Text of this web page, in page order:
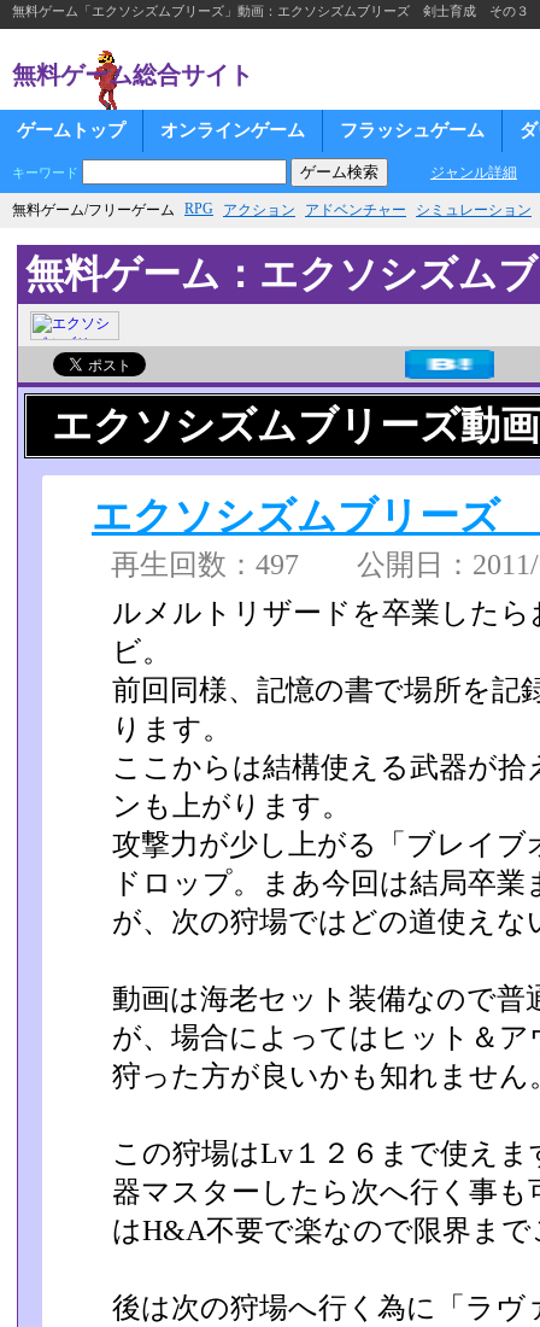
無料ゲーム「エクソシズムブリーズ」動画：エクソシズムブリーズ 剣士育成 その３
無料ゲーム総合サイト
ゲームトップ オンラインゲーム フラッシュゲーム
キーワード ジャンル詳細
無料ゲーム/フリーゲーム RPG アクション アドベンチャー シミュレーション
無料ゲーム：エクソシズム
エクソシズムブリーズ動画
エクソシズムブリー
再生回数：497 公開日：
ルメルトリザードを卒業した
ビ。
前回同様、記憶の書で場所を記
ります。
ここからは結構使える武器が
ンも上がります。
攻撃力が少し上がる「ブレイ
ドロップ。まあ今回は結局卒
が、次の狩場ではどの道使えな
動画は海老セット装備なので普
が、場合によってはヒット＆
狩った方が良いかも知れませ
この狩場はLv１２６まで使え
器マスターしたら次へ行く事も
はH&A不要で楽なので限界ま
後は次の狩場へ行く為に「ラヴ